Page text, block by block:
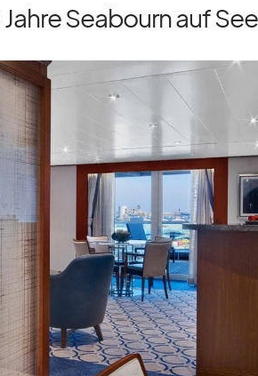
Seabourn auf See